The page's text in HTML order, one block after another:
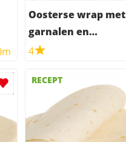
Oosterse wrap met
garnalen en
bamboescheuten
4
RECEPT